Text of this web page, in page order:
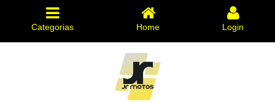
Categorias Home Login